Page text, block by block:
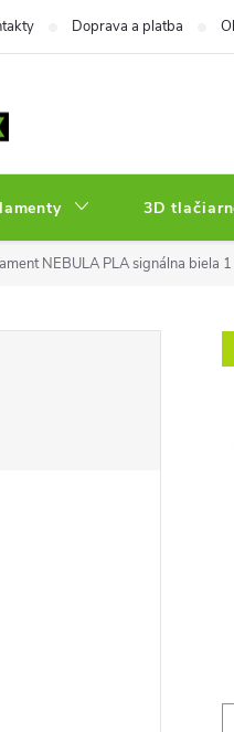
Doprava a platba
3D
NEBULA PLA signálna biela